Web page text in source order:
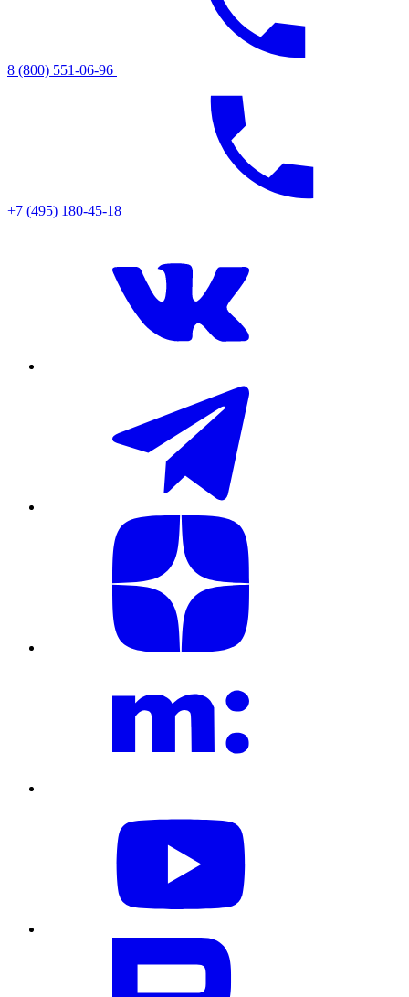
8 (800) 551-06-96
+7 (495) 180-45-18